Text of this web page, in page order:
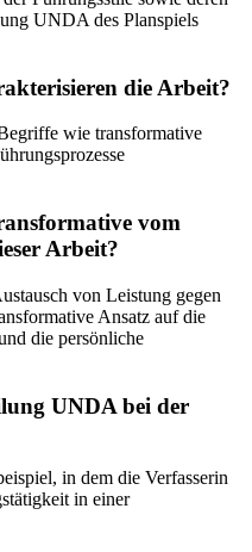
UNDA des Planspiels
die Arbeit?
wie transformative
vom
Arbeit?
von Leistung gegen
Ansatz auf die
die persönliche
UNDA bei der
in dem die Verfasserin
in einer